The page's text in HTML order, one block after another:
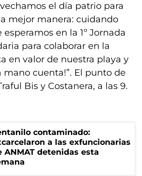
el día patrio para
mejor manera: cuidando
en la 1º Jornada
para colaborar en la
en valor de nuestra playa y
mano cuenta!”. El punto de
Bis y Costanera, a las 9.
contaminado:
a las exfuncionarias
ANMAT detenidas esta